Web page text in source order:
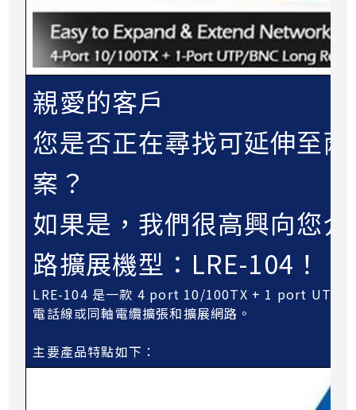
親愛的客戶
您是否正在尋找可延伸至
案？
如果是，我們很高興向您
路擴展機型：LRE-104！
LRE-104 是一款 4 port 10/100TX + 1 port UTP/
電話線或同軸電纜擴張和擴展網路。
主要產品特點如下：